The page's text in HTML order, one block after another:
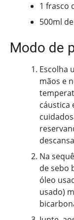
1 frasco
500ml
Modo de
Escolha
mãos e
cáustica
Na
de sebo
óleo
usado)